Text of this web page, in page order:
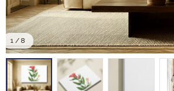
1 / 8